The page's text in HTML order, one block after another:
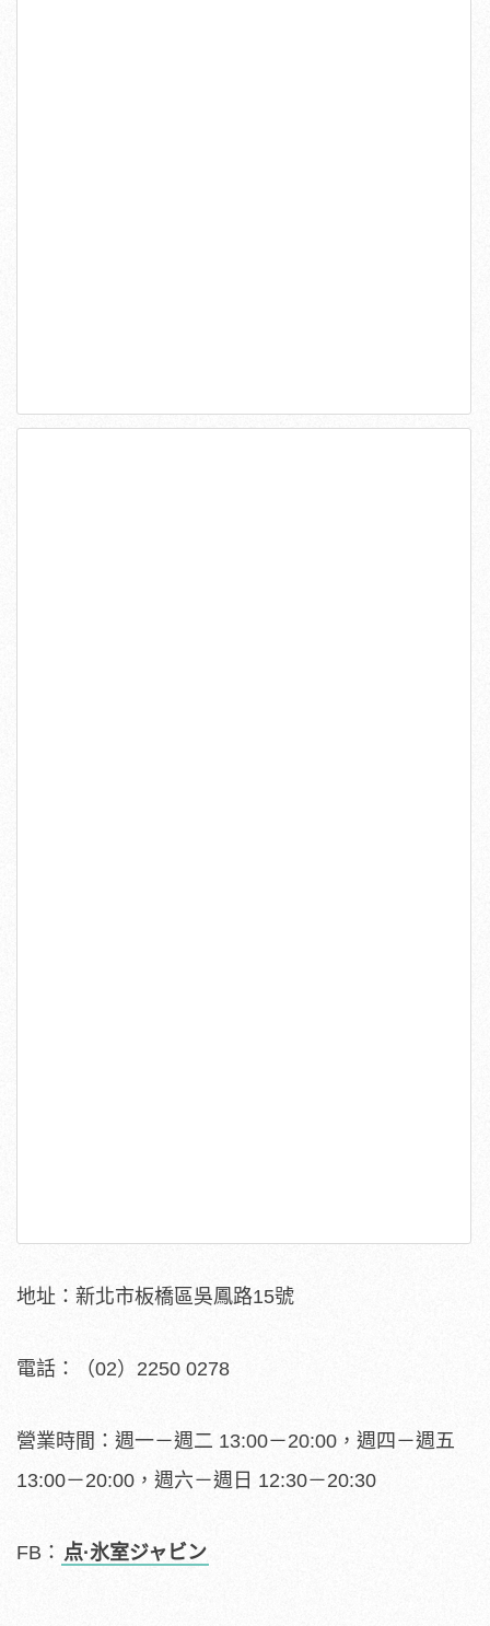
地址：新北市板橋區吳鳳路15號
電話：（02）2250 0278
營業時間：週一－週二 13:00－20:00，週四 －週五
13:00－20:00，週六－週日 12:30－20:30
FB： 点·氷室ジャビン